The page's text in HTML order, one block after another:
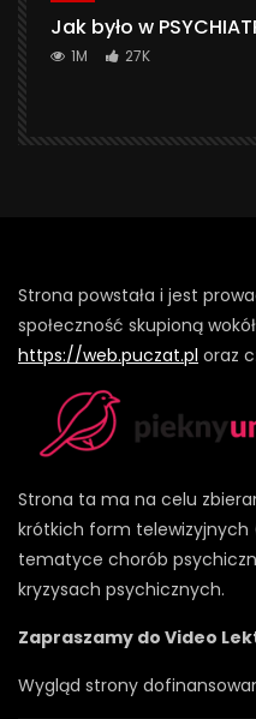
Jak było w
1M 27K
Strona powstała i jest
społeczność skupioną
https://web.puczat.pl oraz
Strona ta ma na celu
krótkich form telewizyjnych
tematyce chorób
kryzysach psychicznych.
Zapraszamy do Video
Wygląd strony